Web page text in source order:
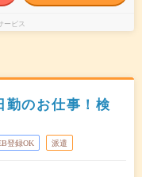
ービス
勤のお仕事！検
登録OK 派遣